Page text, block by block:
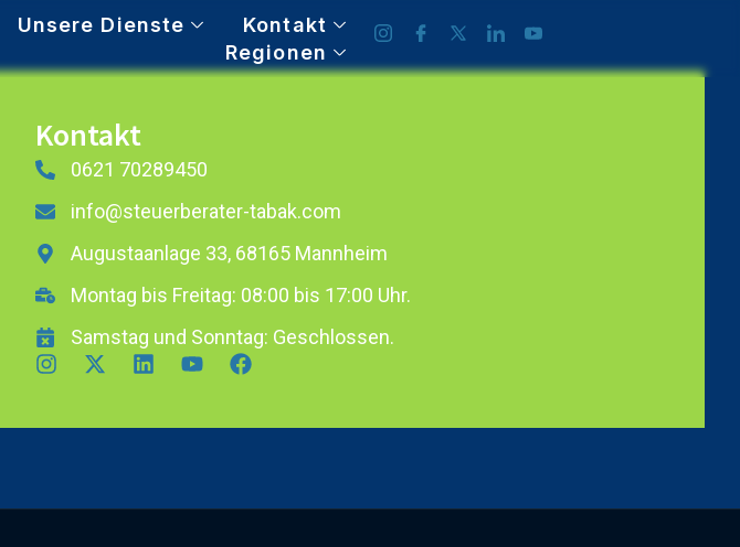
Unsere Dienste
Kontakt
Regionen
Kontakt
0621 70289450
info@steuerberater-tabak.com
Augustaanlage 33, 68165 Mannheim
Montag bis Freitag: 08:00 bis 17:00 Uhr.
Samstag und Sonntag: Geschlossen.